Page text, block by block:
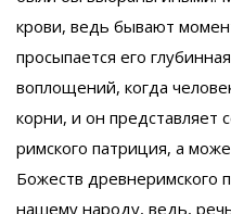
крови, ведь бывают
просыпается его
воплощений, когда
корни, и он представляет
римского патриция, а
Божеств древнеримского
нашему народу, ведь,